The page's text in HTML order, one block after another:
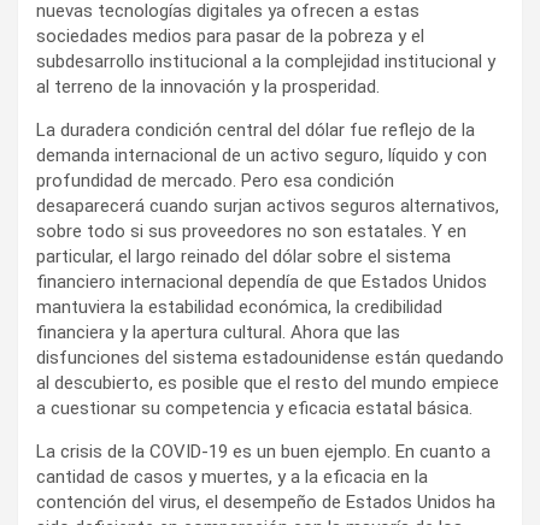
nuevas tecnologías digitales ya ofrecen a estas
sociedades medios para pasar de la pobreza y el
subdesarrollo institucional a la complejidad institucional y
al terreno de la innovación y la prosperidad.
La duradera condición central del dólar fue reflejo de la
demanda internacional de un activo seguro, líquido y con
profundidad de mercado. Pero esa condición
desaparecerá cuando surjan activos seguros alternativos,
sobre todo si sus proveedores no son estatales. Y en
particular, el largo reinado del dólar sobre el sistema
financiero internacional dependía de que Estados Unidos
mantuviera la estabilidad económica, la credibilidad
financiera y la apertura cultural. Ahora que las
disfunciones del sistema estadounidense están quedando
al descubierto, es posible que el resto del mundo empiece
a cuestionar su competencia y eficacia estatal básica.
La crisis de la COVID‑19 es un buen ejemplo. En cuanto a
cantidad de casos y muertes, y a la eficacia en la
contención del virus, el desempeño de Estados Unidos ha